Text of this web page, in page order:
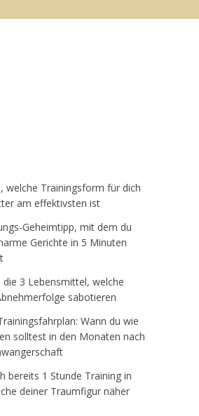
welche Trainingsform für dich
am effektivsten ist
Geheimtipp, mit dem du
Gerichte in 5 Minuten
die 3 Lebensmittel, welche
sabotieren
Wann du wie
solltest in den Monaten nach
bereits 1 Stunde Training in
deiner Traumfigur näher